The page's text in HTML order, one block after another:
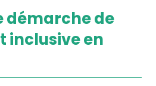
démarche de
inclusive en